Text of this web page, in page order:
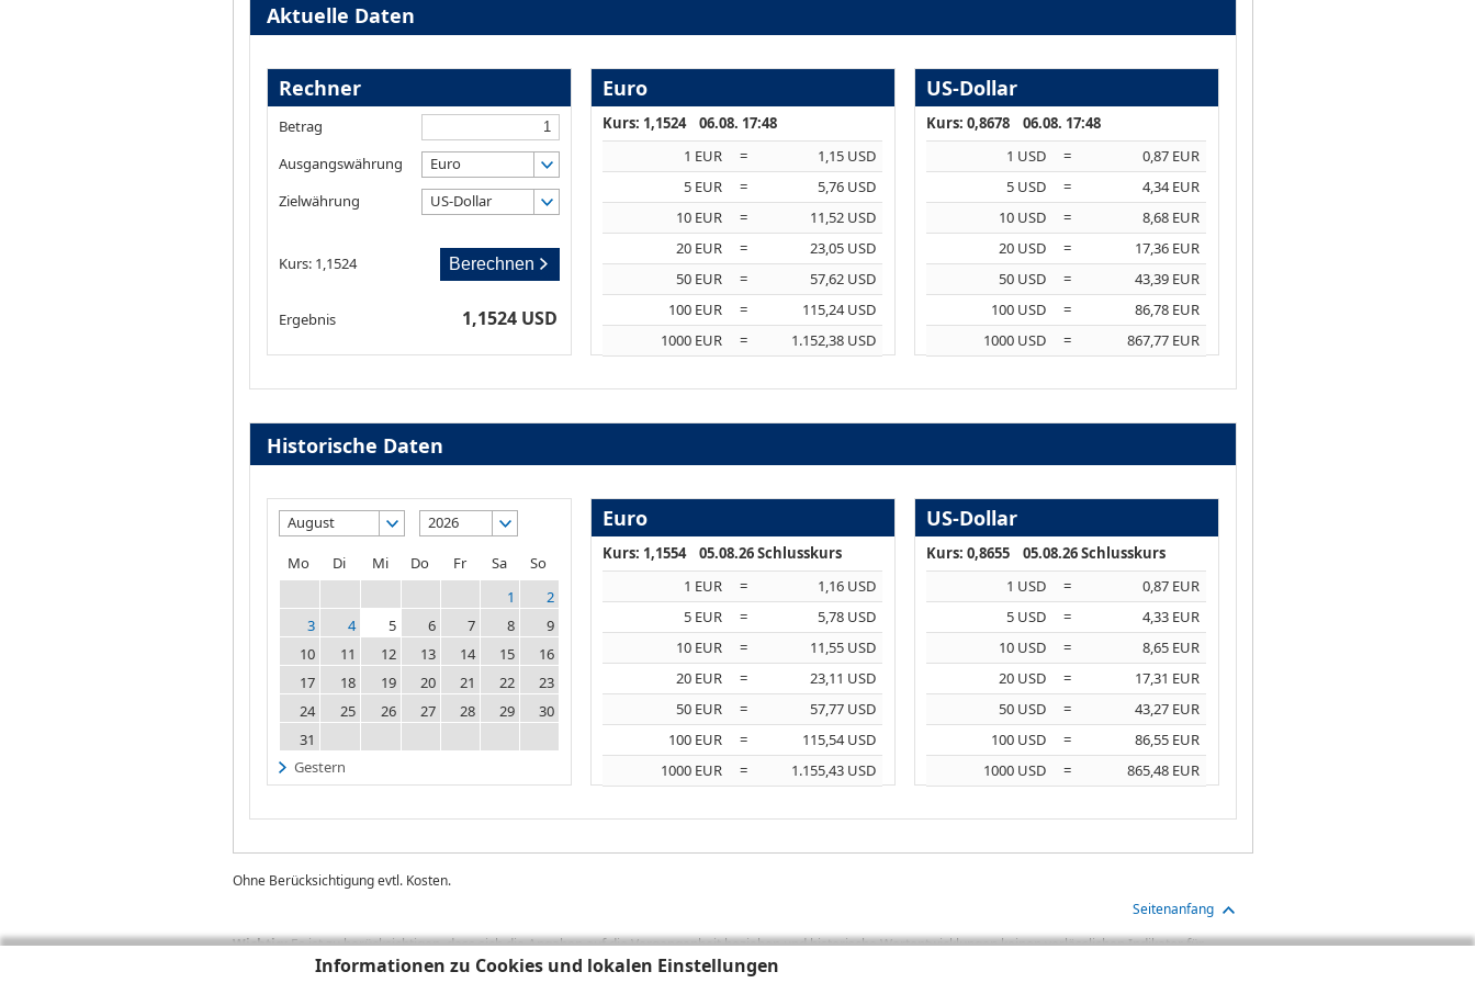
Informationen zu Cookies und lokalen Einstellungen
Aktuelle Daten
Rechner
Betrag
Ausgangswährung
Euro
Zielwährung
US-Dollar
Kurs: 1,1524 Berechnen
Ergebnis 1,1524 USD
Euro
Kurs: 1,1524 06.08. 17:48
1 EUR
=
1,15 USD
5 EUR
=
5,76 USD
10 EUR
=
11,52 USD
20 EUR
=
23,05 USD
50 EUR
=
57,62 USD
100 EUR
=
115,24 USD
1000 EUR
= 1.152,38 USD
US-Dollar
Kurs: 0,8678 06.08. 17:48
1 USD
=
0,87 EUR
5 USD
=
4,34 EUR
10 USD
=
8,68 EUR
20 USD
=
17,36 EUR
50 USD
=
43,39 EUR
100 USD
=
86,78 EUR
1000 USD
= 867,77 EUR
Historische Daten
August 2026
Mo Di Mi Do Fr Sa
So
1
2
3
4 5 6 7 8
9
10
11 12 13 14 15
16
17
18 19 20 21 22
23
24
25 26 27 28 29
30
31
Gestern
Euro
Kurs: 1,1554 05.08.26 Schlusskurs
1 EUR
=
1,16 USD
5 EUR
=
5,78 USD
10 EUR
=
11,55 USD
20 EUR
=
23,11 USD
50 EUR
=
57,77 USD
100 EUR
=
115,54 USD
1000 EUR
= 1.155,43 USD
US-Dollar
Kurs: 0,8655 05.08.26 Schlusskurs
1 USD
=
0,87 EUR
5 USD
=
4,33 EUR
10 USD
=
8,65 EUR
20 USD
=
17,31 EUR
50 USD
=
43,27 EUR
100 USD
=
86,55 EUR
1000 USD
= 865,48 EUR
Ohne Berücksichtigung evtl. Kosten.
Seitenanfang
Wichtig:Es ist zu berücksichtigen, dass sich die Angaben auf die Vergangenheit beziehen und historische Wertentwicklungen keinen verlässlichen Indikator für
zukünftige Ergebnisse darstellen. Bei Performanceangaben handelt es sich stets um Bruttowertangaben. Bei Bruttowertangaben sind Transaktionskosten (wie z.B.